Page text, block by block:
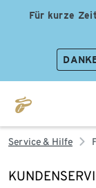
Für kurze
Service & Hilfe